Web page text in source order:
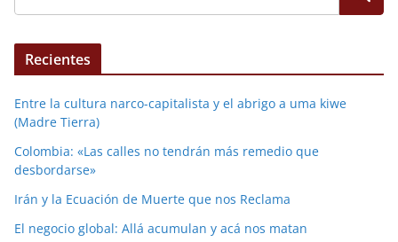
Recientes
Entre la cultura narco-capitalista y el abrigo a uma kiwe
(Madre Tierra)
Colombia: «Las calles no tendrán más remedio que
desbordarse»
Irán y la Ecuación de Muerte que nos Reclama
El negocio global: Allá acumulan y acá nos matan